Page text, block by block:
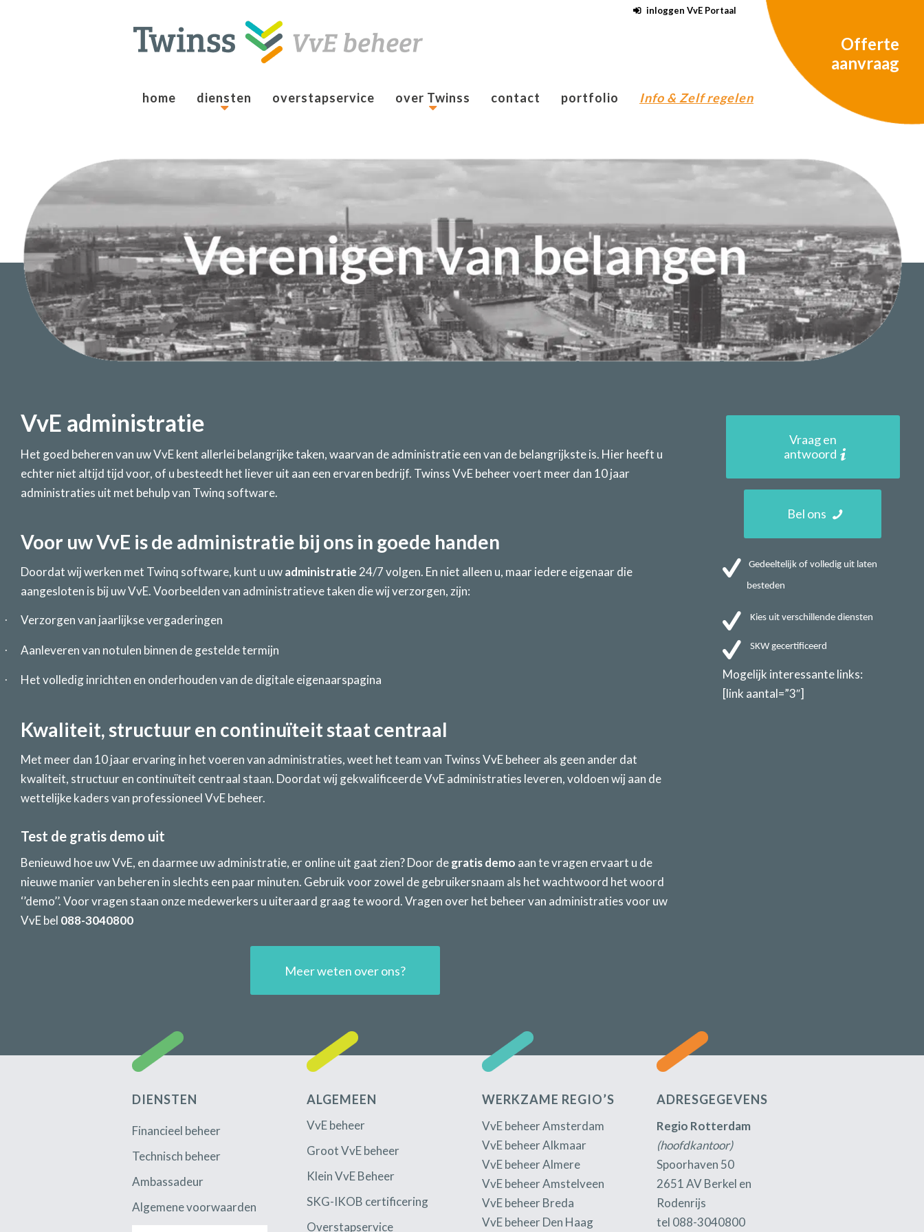
Offerte
aanvraag
inloggen VvE Portaal
home diensten overstapservice over Twinss contact portfolio Info & Zelf regelen
VvE administratie
Het goed beheren van uw VvE kent allerlei belangrijke taken, waarvan de administratie een van de belangrijkste is. Hier heeft u
echter niet altijd tijd voor, of u besteedt het liever uit aan een ervaren bedrijf. Twinss VvE beheer voert meer dan 10 jaar
administraties uit met behulp van Twinq software.
Voor uw VvE is de administratie bij ons in goede handen
Doordat wij werken met Twinq software, kunt u uwadministratie 24/7 volgen. En niet alleen u, maar iedere eigenaar die
aangesloten is bij uw VvE. Voorbeelden van administratieve taken die wij verzorgen, zijn:
· Verzorgen van jaarlijkse vergaderingen
· Aanleveren van notulen binnen de gestelde termijn
· Het volledig inrichten en onderhouden van de digitale eigenaarspagina
Kwaliteit, structuur en continuïteit staat centraal
Met meer dan 10 jaar ervaring in het voeren van administraties, weet het team van Twinss VvE beheer als geen ander dat
kwaliteit, structuur en continuïteit centraal staan. Doordat wij gekwalificeerde VvE administraties leveren, voldoen wij aan de
wettelijke kaders van professioneel VvE beheer.
Test de gratis demo uit
Benieuwd hoe uw VvE, en daarmee uw administratie, er online uit gaat zien? Door degratis demo aan te vragen ervaart u de
nieuwe manier van beheren in slechts een paar minuten. Gebruik voor zowel de gebruikersnaam als het wachtwoord het woord
‘’demo’’. Voor vragen staan onze medewerkers u uiteraard graag te woord. Vragen over het beheer van administraties voor uw
VvE bel 088-3040800
Meer weten over ons?
Vraag en
antwoord
Bel ons
Gedeeltelijk of volledig uit laten
besteden
Kies uit verschillende diensten
SKW gecertificeerd
Mogelijk interessante links:
[link aantal=”3″]
DIENSTEN
Financieel beheer
Technisch beheer
Ambassadeur
Algemene voorwaarden
ALGEMEEN
VvE beheer
Groot VvE beheer
Klein VvE Beheer
SKG-IKOB certificering
Overstapservice
WERKZAME REGIO’S
VvE beheer Amsterdam
VvE beheer Alkmaar
VvE beheer Almere
VvE beheer Amstelveen
VvE beheer Breda
VvE beheer Den Haag
ADRESGEGEVENS
Regio Rotterdam
(hoofdkantoor)
Spoorhaven 50
2651 AV Berkel en
Rodenrijs
tel 088-3040800